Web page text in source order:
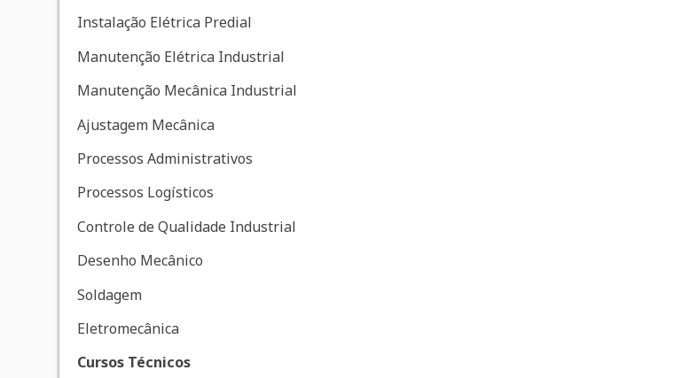
Instalação Elétrica Predial
Manutenção Elétrica Industrial
Manutenção Mecânica Industrial
Ajustagem Mecânica
Processos Administrativos
Processos Logísticos
Controle de Qualidade Industrial
Desenho Mecânico
Soldagem
Eletromecânica
Cursos Técnicos